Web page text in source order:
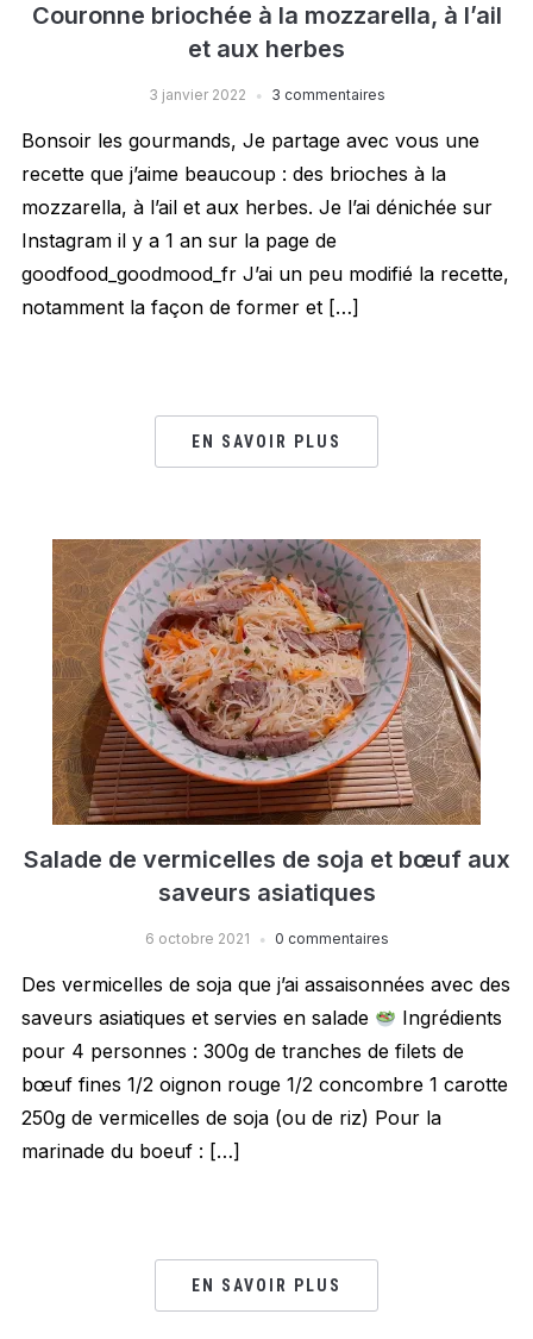
Couronne briochée à la mozzarella, à l’ail
et aux herbes
3 janvier 2022 3 commentaires
Bonsoir les gourmands, Je partage avec vous une
recette que j’aime beaucoup : des brioches à la
mozzarella, à l’ail et aux herbes. Je l’ai dénichée sur
Instagram il y a 1 an sur la page de
goodfood_goodmood_fr J’ai un peu modifié la recette,
notamment la façon de former et […]
EN SAVOIR PLUS
Salade de vermicelles de soja et bœuf aux
saveurs asiatiques
6 octobre 2021 0 commentaires
Des vermicelles de soja que j’ai assaisonnées avec des
saveurs asiatiques et servies en salade
Ingrédients
pour 4 personnes : 300g de tranches de filets de
bœuf fines 1/2 oignon rouge 1/2 concombre 1 carotte
250g de vermicelles de soja (ou de riz) Pour la
marinade du boeuf : […]
EN SAVOIR PLUS